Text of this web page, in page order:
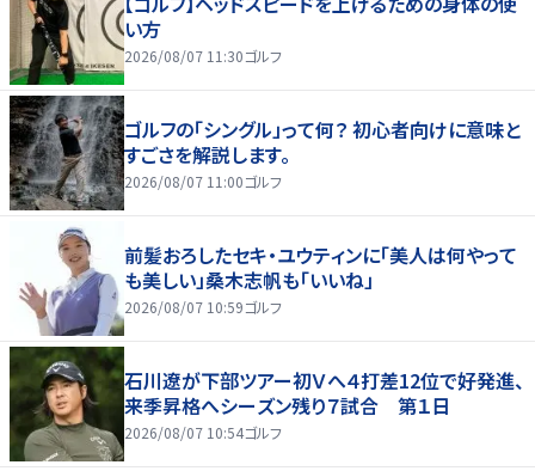
い方
2026/08/07 11:30ゴルフ
ゴルフの「シングル」って何？ 初心者向けに意味と
すごさを解説します。
2026/08/07 11:00ゴルフ
前髪おろしたセキ・ユウティンに「美人は何やって
も美しい」桑木志帆も「いいね」
2026/08/07 10:59ゴルフ
石川遼が下部ツアー初Ｖへ４打差12位で好発進、
来季昇格へシーズン残り７試合 第１日
2026/08/07 10:54ゴルフ